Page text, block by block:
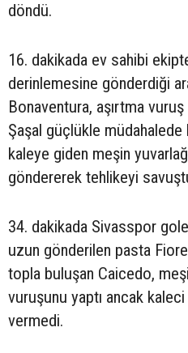
döndü.
16. dakikada ev sahibi
derinlemesine gönderdiği
Bonaventura, aşırtma
Şaşal güçlükle
kaleye giden meşin
göndererek tehlikeyi
34. dakikada Sivasspor
uzun gönderilen pasta
topla buluşan Caicedo,
vuruşunu yaptı ancak
vermedi.